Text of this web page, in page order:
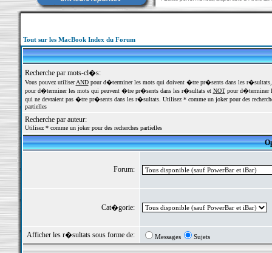
Tout sur les MacBook Index du Forum
Recherche par mots-cl�s:
Vous pouvez utiliserANDpour d�terminer les mots qui doivent �tre pr�sents dans les
pour d�terminer les mots qui peuvent �tre pr�sents dans les r�sultats et NOTpour d�terminer
qui ne devraient pas �tre pr�sents dans les r�sultats. Utilisez * comme un joker pour des
partielles
Recherche par auteur:
Utilisez * comme un joker pour des recherches partielles
Forum:
Cat�gorie:
Afficher les r�sultats sous forme de: Messages Sujets